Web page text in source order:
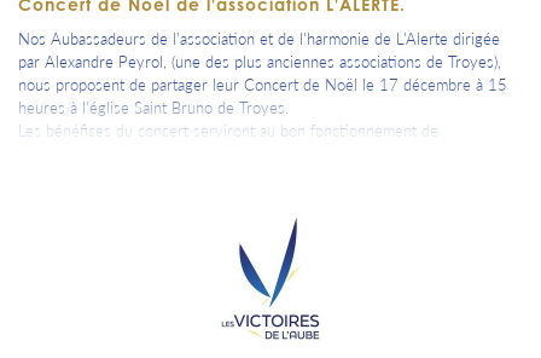
Nos Aubassadeurs de l'association et de l'harmonie de L'Alerte dirigée
par Alexandre Peyrol, (une des plus anciennes associations de Troyes),
nous proposent de partager leur Concert de Noël le 17 décembre à 15
heures à l'église Saint Bruno de Troyes.
Les bénéfices du concert serviront au bon fonctionnement de